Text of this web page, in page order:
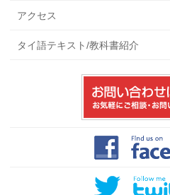
アクセス
タイ語テキスト/教科書紹介